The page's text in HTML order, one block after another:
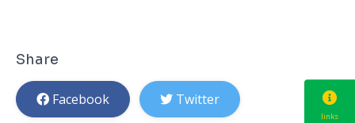
Share
Facebook Twitter
links